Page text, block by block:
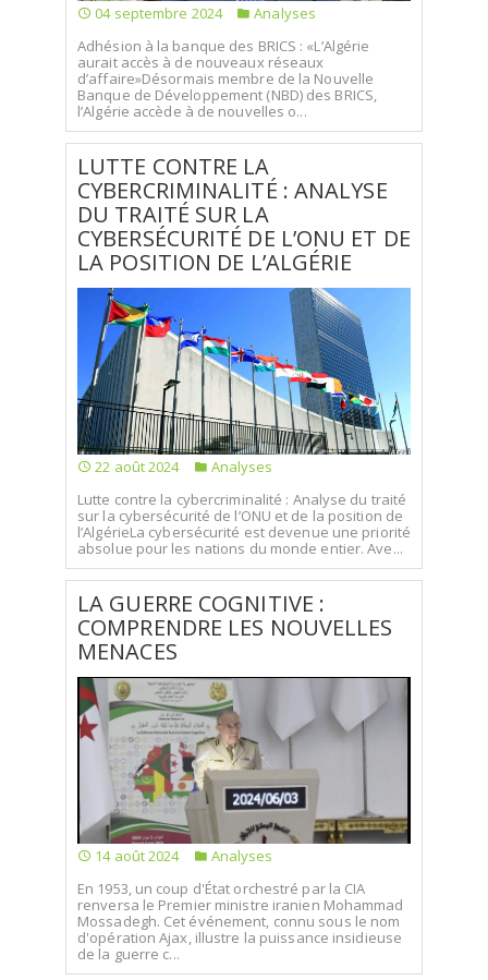
04 septembre 2024
Analyses
Adhésion à la banque des BRICS : «L’Algérie
aurait accès à de nouveaux réseaux
d’affaire»Désormais membre de la Nouvelle
Banque de Développement (NBD) des BRICS,
l’Algérie accède à de nouvelles o...
LUTTE CONTRE LA
CYBERCRIMINALITÉ : ANALYSE
DU TRAITÉ SUR LA
CYBERSÉCURITÉ DE L’ONU ET DE
LA POSITION DE L’ALGÉRIE
22 août 2024
Analyses
Lutte contre la cybercriminalité : Analyse du traité
sur la cybersécurité de l’ONU et de la position de
l’AlgérieLa cybersécurité est devenue une priorité
absolue pour les nations du monde entier. Ave...
LA GUERRE COGNITIVE :
COMPRENDRE LES NOUVELLES
MENACES
14 août 2024
Analyses
En 1953, un coup d'État orchestré par la CIA
renversa le Premier ministre iranien Mohammad
Mossadegh. Cet événement, connu sous le nom
d'opération Ajax, illustre la puissance insidieuse
de la guerre c...